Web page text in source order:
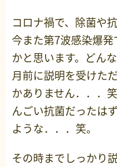
コロナ禍で、除菌や
今また第7波感染爆
かと思います。どん
月前に説明を受けた
かありません．．．
んごい抗菌だったは
ような．．．笑。
その時までしっかり